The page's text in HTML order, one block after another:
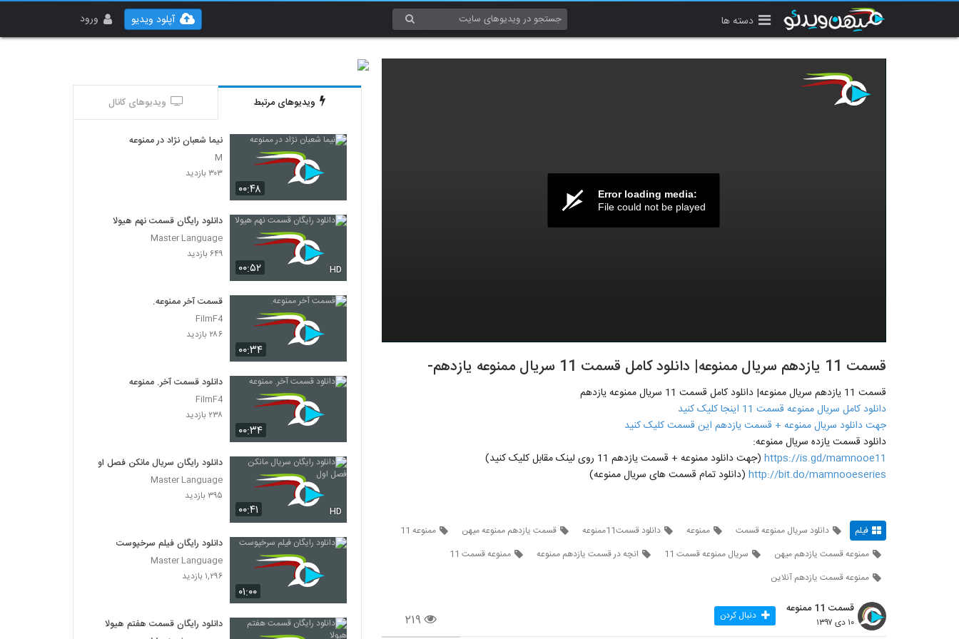
دسته ها ورود آپلود ویدیو
Error loading media:
File could not be played
قسمت 11 یازدهم سریال ممنوعه| دانلود کامل قسمت 11 سریال ممنوعه یازدهم-
قسمت 11 یازدهم سریال ممنوعه| دانلود کامل قسمت 11 سریال ممنوعه یازدهم
دانلود کامل سریال ممنوعه قسمت 11 اینجا کلیک کنید
جهت دانلود سریال ممنوعه + قسمت یازدهم این قسمت کلیک کنید
دانلود قسمت یازده سریال ممنوعه:
https://is.gd/mamnooe11 (جهت دانلود ممنوعه + قسمت یازدهم 11 روی لینک مقابل کلیک کنید)
http://bit.do/mamnooeseries (دانلود تمام قسمت های سریال ممنوعه)
فیلم دانلود سریال ممنوعه قسمت ممنوعه دانلود قسمت11ممنوعه قسمت یازدهم ممنوعه میهن
ممنوعه 11
ممنوعه قسمت یازدهم میهن
سریال ممنوعه قسمت 11 انچه در قسمت یازدهم ممنوعه
ممنوعه قسمت 11
ممنوعه قسمت یازدهم آنلاین
۲۱۹
قسمت 11 ممنوعه
۱۰ دی ۱۳۹۷ دنبال کردن
ویدیوهای مرتبط ویدیوهای کانال
۰۰:۴۸
نیما شعبان نژاد در ممنوعه
M
۳۰۳ بازدید
۰۰:۵۲ HD
دانلود رایگان قسمت نهم هیولا
Master Language
۶۴۹ بازدید
۰۰:۳۴
قسمت آخر ممنوعه.
FilmF4
۲۸۶ بازدید
۰۰:۳۴
دانلود قسمت آخر. ممنوعه
FilmF4
۲۳۸ بازدید
۰۰:۴۱ HD
دانلود رایگان سریال مانکن فصل اول
Master Language
۳۹۵ بازدید
۰۱:۰۰
دانلود رایگان فیلم سرخپوست
Master Language
۱,۲۹۶ بازدید
دانلود رایگان قسمت هفتم هیولا